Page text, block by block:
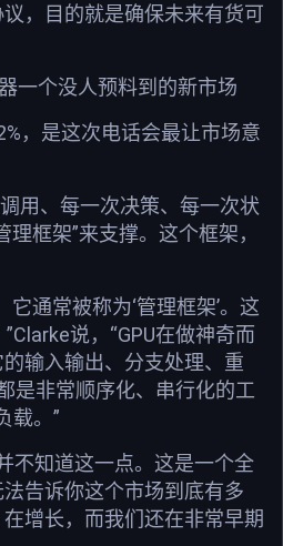
，目的就是确保未来有货可
一个没人预料到的新市场
，是这次电话会最让市场意
用、每一次决策、每一次状
框架”来支撑。这个框架，
通常被称为‘管理框架’。这
说，“GPU在做神奇而
输入输出、分支处理、重
是非常顺序化、串行化的工
载。”
不知道这一点。这是一个全
告诉你这个市场到底有多
增长，而我们还在非常早期